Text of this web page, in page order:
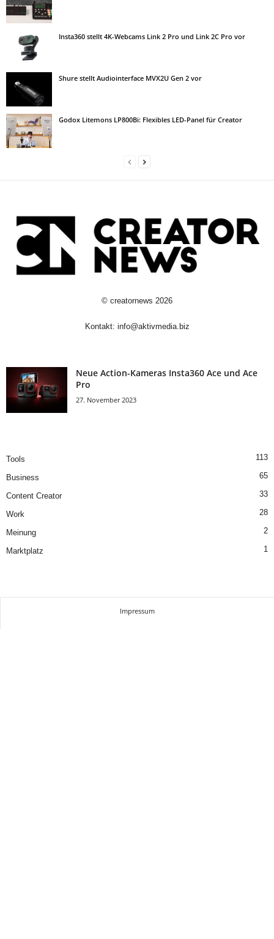
Insta360 stellt 4K-Webcams Link 2 Pro und Link 2C Pro vor
Shure stellt Audiointerface MVX2U Gen 2 vor
Godox Litemons LP800Bi: Flexibles LED-Panel für Creator
© creatornews 2026
Kontakt: info@aktivmedia.biz
Neue Action-Kameras Insta360 Ace und Ace
Pro
27. November 2023
Tools 113
Business 65
Content Creator 33
Work 28
Meinung 2
Marktplatz 1
Impressum